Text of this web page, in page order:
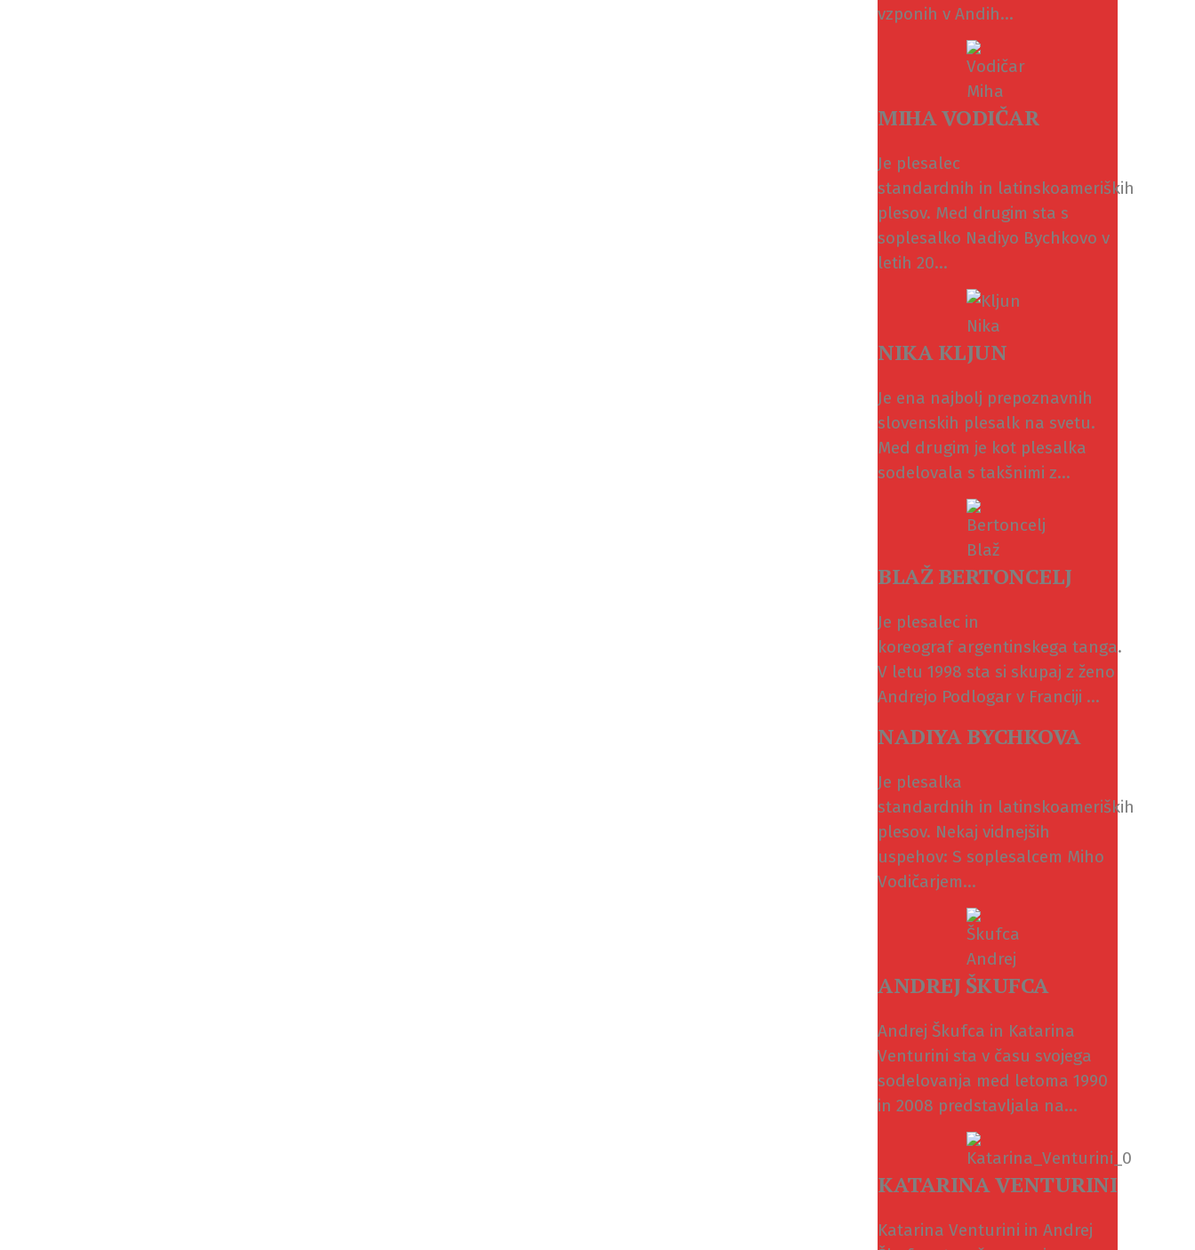
vzponih v Andih...
MIHA VODIČAR
Je plesalec
standardnih in latinskoameriških
plesov. Med drugim sta s
soplesalko Nadiyo Bychkovo v
letih 20...
NIKA KLJUN
Je ena najbolj prepoznavnih
slovenskih plesalk na svetu.
Med drugim je kot plesalka
sodelovala s takšnimi z...
BLAŽ BERTONCELJ
Je plesalec in
koreograf argentinskega tanga.
V letu 1998 sta si skupaj z ženo
Andrejo Podlogar v Franciji ...
NADIYA BYCHKOVA
Je plesalka
standardnih in latinskoameriških
plesov. Nekaj vidnejših
uspehov: S soplesalcem Miho
Vodičarjem...
ANDREJ ŠKUFCA
Andrej Škufca in Katarina
Venturini sta v času svojega
sodelovanja med letoma 1990
in 2008 predstavljala na...
KATARINA VENTURINI
Katarina Venturini in Andrej